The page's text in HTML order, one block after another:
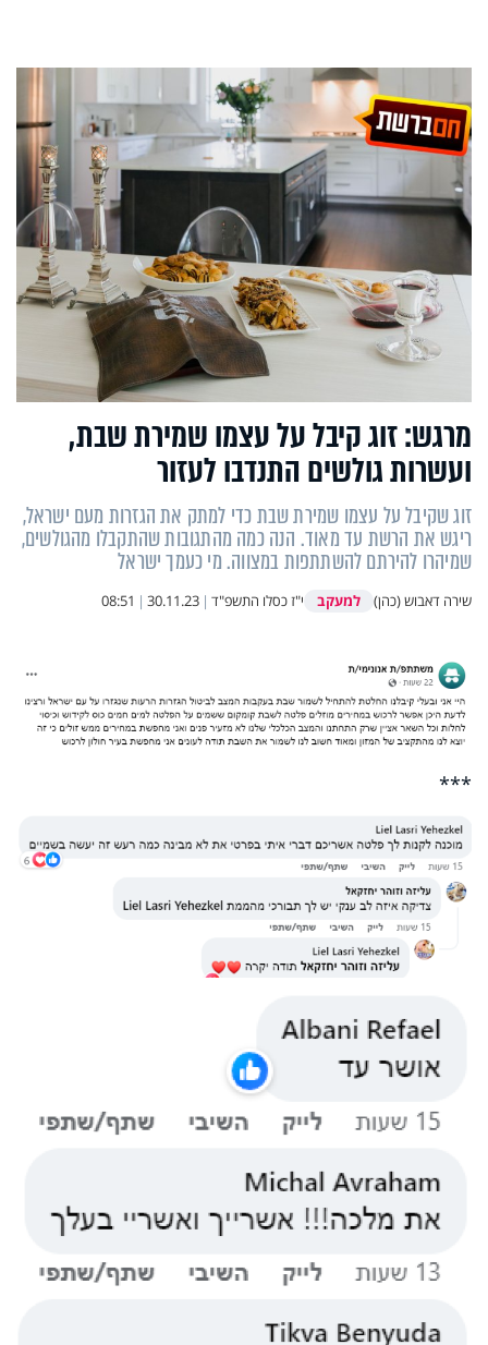
מרגש: זוג קיבל על עצמו שמירת שבת,
ועשרות גולשים התנדבו לעזור
זוג שקיבל על עצמו שמירת שבת כדי למתק את הגזרות מעם ישראל,
ריגש את הרשת עד מאוד. הנה כמה מהתגובות שהתקבלו מהגולשים,
שמיהרו להירתם להשתתפות במצווה. מי כעמך ישראל
שירה דאבוש (כהן) למעקב י"ז כסלו התשפ"ד |
30.11.23
|
08:51
***